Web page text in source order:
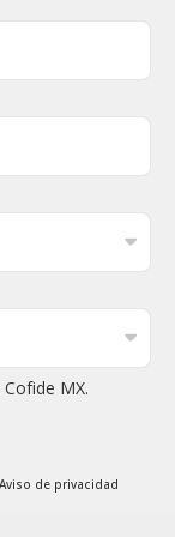
MX.
Aviso de privacidad